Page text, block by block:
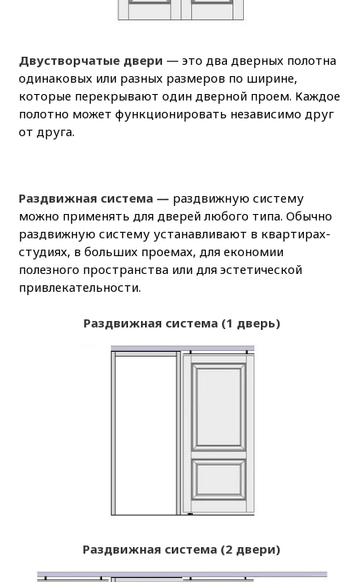
Двустворчатые двери — это два дверных полотна
одинаковых или разных размеров по ширине,
которые перекрывают один дверной проем. Каждое
полотно может функционировать независимо друг
от друга.
Раздвижная система — раздвижную систему
можно применять для дверей любого типа. Обычно
раздвижную систему устанавливают в квартирах-
студиях, в больших проемах, для економии
полезного пространства или для эстетической
привлекательности.
Раздвижная система (1 дверь)
Раздвижная система (2 двери)